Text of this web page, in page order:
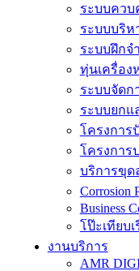
ระบบควบ
ระบบบริห
ระบบฝึกจ
ทุ่นเครื่อง
ระบบจัดก
ระบบยกแ
โครงการ
โครงการ
บริการขุด
Corrosion
Business
โป๊ะเทียบ
งานบริการ
AMR